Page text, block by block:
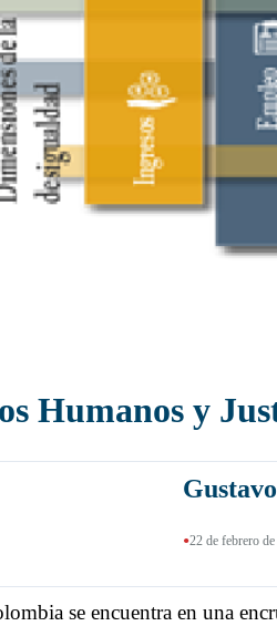
Humanos y
•22 de febrero
se encuentra en una